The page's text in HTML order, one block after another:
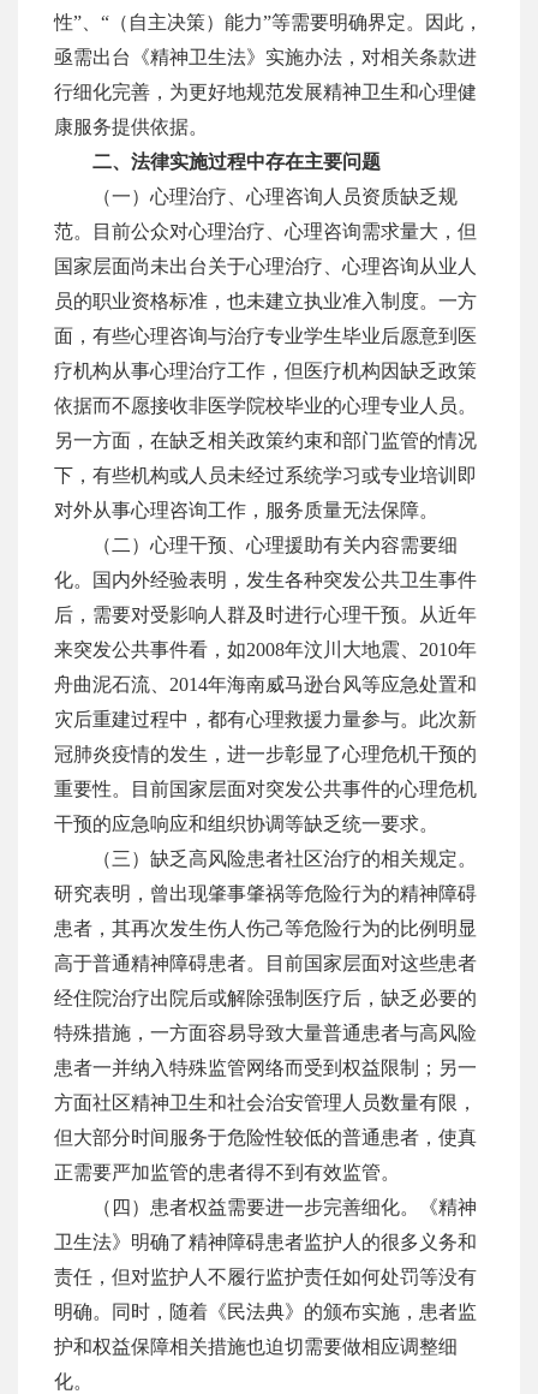
性”、“（自主决策）能力”等需要明确界定。
因此，
亟需出台《精神卫生法》实施办法，对相关条款进
行细化完善，为更好地规范发展精神卫生和心理健
康服务提供依据。
二、法律实施过程中存在主要问题
（一）心理治疗、心理咨询人员资质缺乏规
范。目前公众对心理治疗、心理咨询需求量大，但
国家层面尚未出台关于心理治疗、心理咨询从业人
员的职业资格标准，也未建立执业准入制度。一方
面，有些心理咨询与治疗专业学生毕业后愿意到医
疗机构从事心理治疗工作，但医疗机构因缺乏政策
依据而不愿接收非医学院校毕业的心理专业人员。
另一方面，在缺乏相关政策约束和部门监管的情况
下，有些机构或人员未经过系统学习或专业培训即
对外从事心理咨询工作，服务质量无法保障。
（二）心理干预、心理援助有关内容需要细
化。国内外经验表明，发生各种突发公共卫生事件
后，需要对受影响人群及时进行心理干预。从近年
来突发公共事件看，如2008年汶川大地震、2010年
舟曲泥石流、2014年海南威马逊台风等应急处置和
灾后重建过程中，都有心理救援力量参与。此次新
冠肺炎疫情的发生，进一步彰显了心理危机干预的
重要性。目前国家层面对突发公共事件的心理危机
干预的应急响应和组织协调等缺乏统一要求。
（三）缺乏高风险患者社区治疗的相关规定。
研究表明，曾出现肇事肇祸等危险行为的精神障碍
患者，其再次发生伤人伤己等危险行为的比例明显
高于普通精神障碍患者。目前国家层面对这些患者
经住院治疗出院后或解除强制医疗后，缺乏必要的
特殊措施，一方面容易导致大量普通患者与高风险
患者一并纳入特殊监管网络而受到权益限制；另一
方面社区精神卫生和社会治安管理人员数量有限，
但大部分时间服务于危险性较低的普通患者，使真
正需要严加监管的患者得不到有效监管。
（四）患者权益需要进一步完善细化。《精神
卫生法》明确了精神障碍患者监护人的很多义务和
责任，但对监护人不履行监护责任如何处罚等没有
明确。同时，随着《民法典》的颁布实施，患者监
护和权益保障相关措施也迫切需要做相应调整细
化。